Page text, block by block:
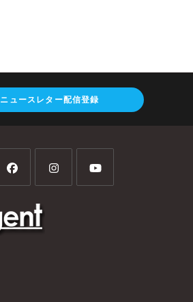
ニュースレター配信登録